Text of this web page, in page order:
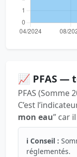
📈 PFAS —
PFAS (Somme
C’est
mon eau” car
ℹ️ Conseil :
réglementés.